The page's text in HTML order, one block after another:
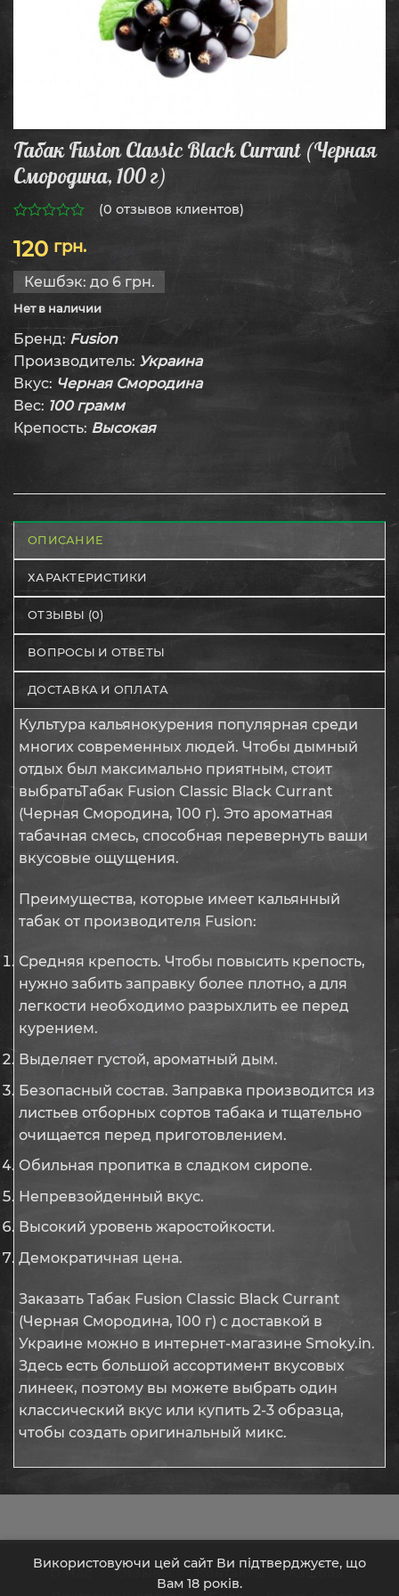
Табак Fusion Classic Black Currant (Черная
Смородина, 100 г)
из
5
(0 отзывов клиентов)
120 грн.
Кешбэк: до 6 грн.
Нет в наличии
Бренд: Fusion
Производитель: Украина
Вкус: Черная Смородина
Вес: 100 грамм
Крепость: Высокая
ОПИСАНИЕ
ХАРАКТЕРИСТИКИ
ОТЗЫВЫ (0)
ВОПРОСЫ И ОТВЕТЫ
ДОСТАВКА И ОПЛАТА
Культура кальянокурения популярная среди
многих современных людей. Чтобы дымный
отдых был максимально приятным, стоит
выбратьТабак Fusion Classic Black Currant
(Черная Смородина, 100 г). Это ароматная
табачная смесь, способная перевернуть ваши
вкусовые ощущения.
Преимущества, которые имеет кальянный
табак от производителя Fusion:
Средняя крепость. Чтобы повысить крепость,
нужно забить заправку более плотно, а для
легкости необходимо разрыхлить ее перед
курением.
Выделяет густой, ароматный дым.
Безопасный состав. Заправка производится из
листьев отборных сортов табака и тщательно
очищается перед приготовлением.
Обильная пропитка в сладком сиропе.
Непревзойденный вкус.
Высокий уровень жаростойкости.
Демократичная цена.
Заказать Табак Fusion Classic Black Currant
(Черная Смородина, 100 г) с доставкой в
Украине можно в интернет-магазине Smoky.in.
Здесь есть большой ассортимент вкусовых
линеек, поэтому вы можете выбрать один
классический вкус или купить 2-3 образца,
чтобы создать оригинальный микс.
О Нас Отзывы Контакты
Кэшбэк
Використовуючи цей сайт Ви підтверджуєте, що
Вам 18 років.